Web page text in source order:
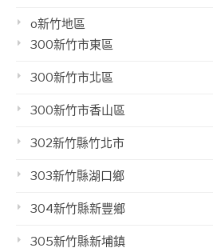
o新竹地區
300新竹市東區
300新竹市北區
300新竹市香山區
302新竹縣竹北市
303新竹縣湖口鄉
304新竹縣新豐鄉
305新竹縣新埔鎮